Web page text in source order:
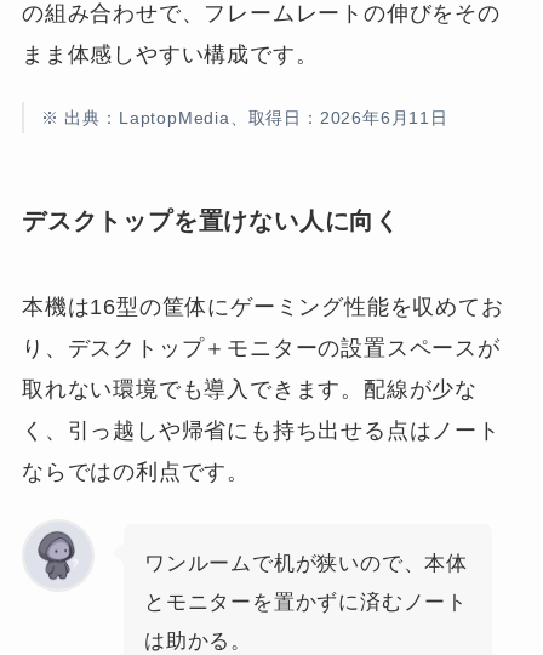
の組み合わせで、フレームレートの伸びをその
まま体感しやすい構成です。
※ 出典：LaptopMedia、取得日：2026年6月11日
デスクトップを置けない人に向く
本機は16型の筐体にゲーミング性能を収めてお
り、デスクトップ＋モニターの設置スペースが
取れない環境でも導入できます。配線が少な
く、引っ越しや帰省にも持ち出せる点はノート
ならではの利点です。
ワンルームで机が狭いので、本体
とモニターを置かずに済むノート
は助かる。